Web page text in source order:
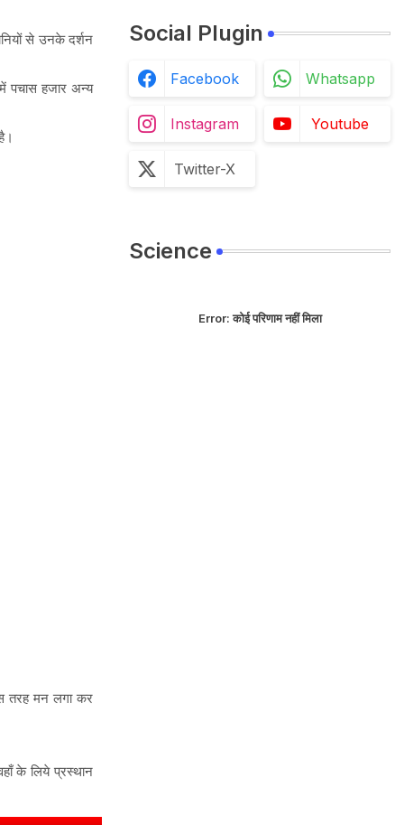
से उनके दर्शन
पचास हजार अन्य
तरह मन लगा कर
के लिये प्रस्थान
Social Plugin
Facebook Whatsapp
Instagram Youtube
Twitter-X
Science
Error:कोई परिणाम नहीं मिला